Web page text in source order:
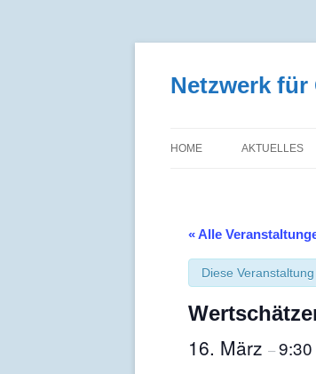
Netzwerk
HOME AKTUELLES
« Alle
Diese
16. März –9:30